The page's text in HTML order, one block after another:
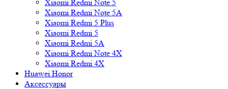
Xiaomi Redmi Note 5
Xiaomi Redmi Note 5A
Xiaomi Redmi 5 Plus
Xiaomi Redmi 5
Xiaomi Redmi 5A
Xiaomi Redmi Note 4X
Xiaomi Redmi 4X
Huawei Honor
Аксессуары